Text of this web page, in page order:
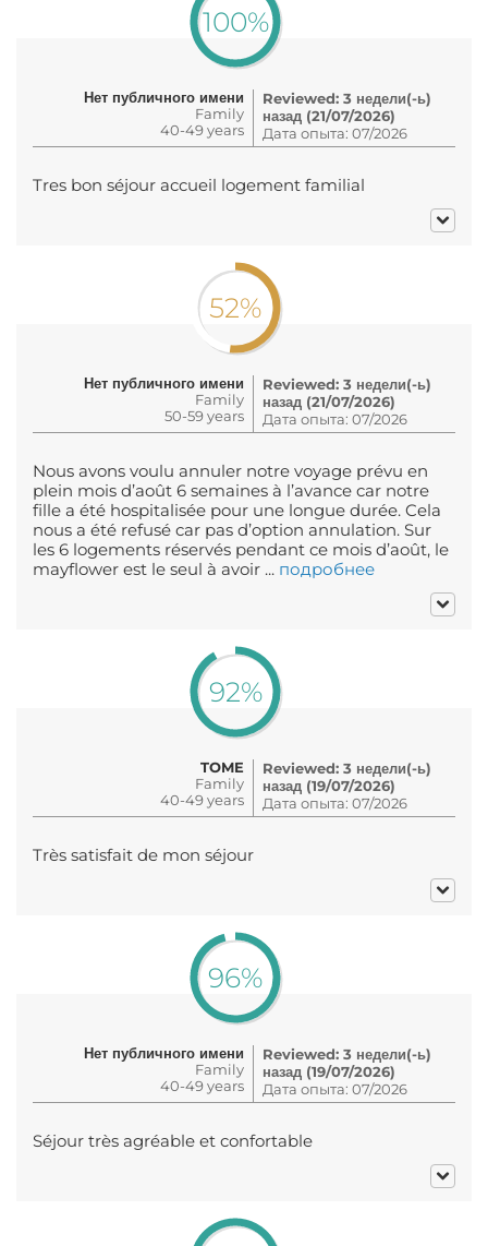
100%
Нет публичного имени
Family
40-49 years
Reviewed: 3 недели(-ь)
назад (21/07/2026)
Дата опыта: 07/2026
Tres bon séjour accueil logement familial
52%
Нет публичного имени
Family
50-59 years
Reviewed: 3 недели(-ь)
назад (21/07/2026)
Дата опыта: 07/2026
Nous avons voulu annuler notre voyage prévu en
plein mois d’août 6 semaines à l’avance car notre
fille a été hospitalisée pour une longue durée. Cela
nous a été refusé car pas d’option annulation. Sur
les 6 logements réservés pendant ce mois d’août, le
mayflower est le seul à avoir ... подробнее
92%
TOME
Family
40-49 years
Reviewed: 3 недели(-ь)
назад (19/07/2026)
Дата опыта: 07/2026
Très satisfait de mon séjour
96%
Нет публичного имени
Family
40-49 years
Reviewed: 3 недели(-ь)
назад (19/07/2026)
Дата опыта: 07/2026
Séjour très agréable et confortable